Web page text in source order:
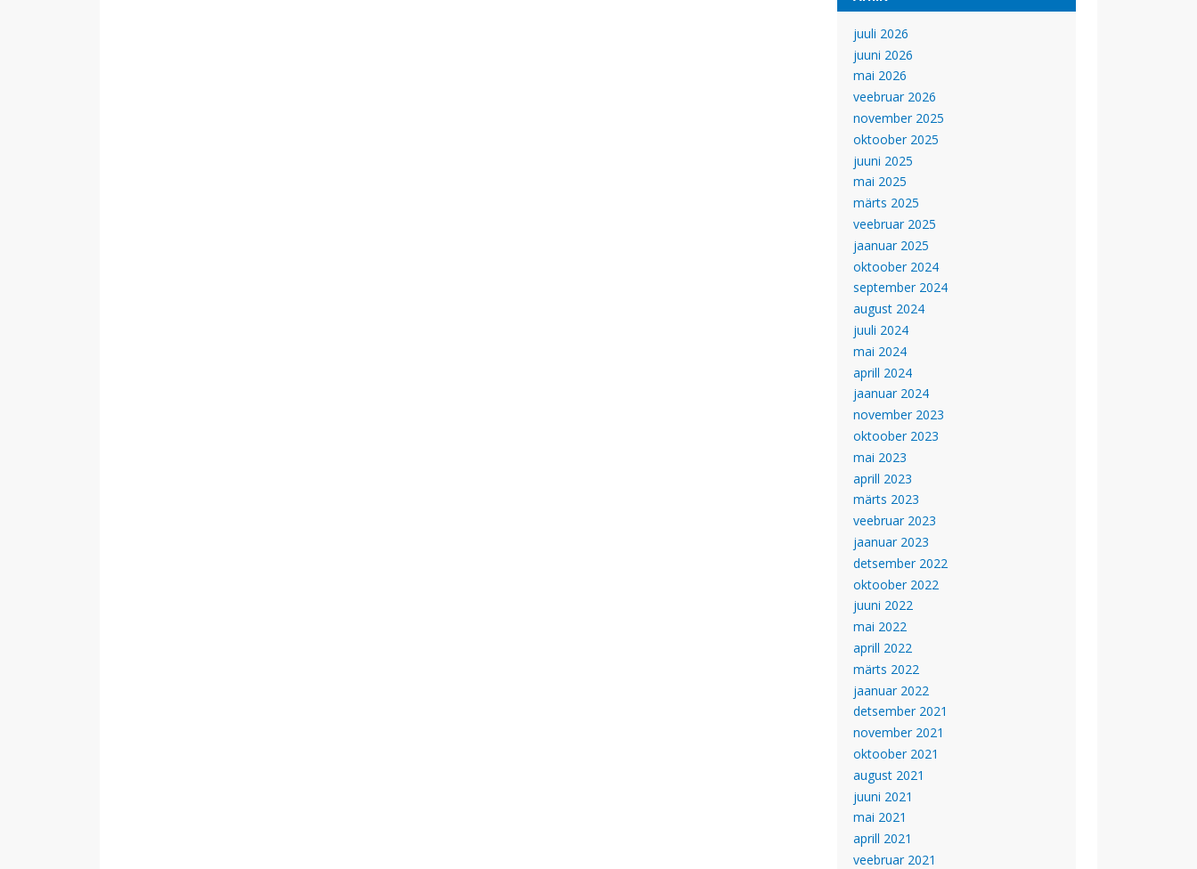
juuli 2026
juuni 2026
mai 2026
veebruar 2026
november 2025
oktoober 2025
juuni 2025
mai 2025
märts 2025
veebruar 2025
jaanuar 2025
oktoober 2024
september 2024
august 2024
juuli 2024
mai 2024
aprill 2024
jaanuar 2024
november 2023
oktoober 2023
mai 2023
aprill 2023
märts 2023
veebruar 2023
jaanuar 2023
detsember 2022
oktoober 2022
juuni 2022
mai 2022
aprill 2022
märts 2022
jaanuar 2022
detsember 2021
november 2021
oktoober 2021
august 2021
juuni 2021
mai 2021
aprill 2021
veebruar 2021